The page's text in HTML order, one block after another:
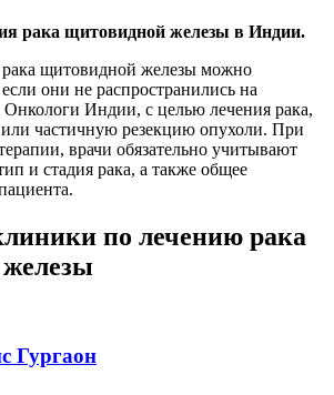
рака щитовидной железы в Индии.
щитовидной железы можно
они не распространились на
Индии, с целью лечения рака,
частичную резекцию опухоли. При
врачи обязательно учитывают
и стадия рака, а также общее
по лечению рака
Гургаон